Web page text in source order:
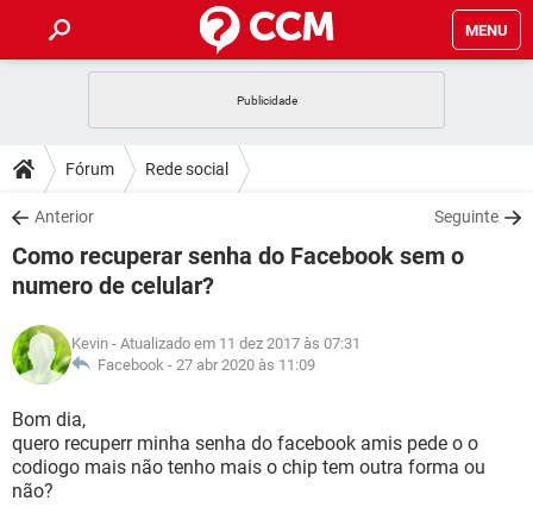
MENU
CELULAR
OUTLOOK
INSTAGRAM GMAIL
GUIA DE COMPRAS
DICAS
JOGOS
OUTLOOK
GUIA DE COMPRAS
DOWNLOADS
JOGOS WHATSAPP
CELULAR
OUTLOOK EXCEL
INSTAGRAM
GUIA DE COMPRAS
CELULAR FACEBOOK
INSTAGRAM GMAIL
GUIA DE COMPRAS
GLOSSÁRIO
JOGOS
CELULAR
OUTLOOK EXCEL
INSTAGRAM
Fórum Rede social
Anterior Seguinte
Como recuperar senha do Facebook sem o
numero de celular?
Kevin - Atualizado em 11 dez 2017 às 07:31
Facebook - 27 abr 2020 às 11:09
Bom dia,
quero recuperr minha senha do facebook amis pede o o
codiogo mais não tenho mais o chip tem outra forma ou
não?